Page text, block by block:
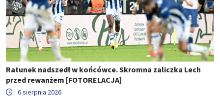
Ratunek nadszedł w końcówce. Skromna zaliczka Lech
przed rewanżem [FOTORELACJA]
6 sierpnia 2026